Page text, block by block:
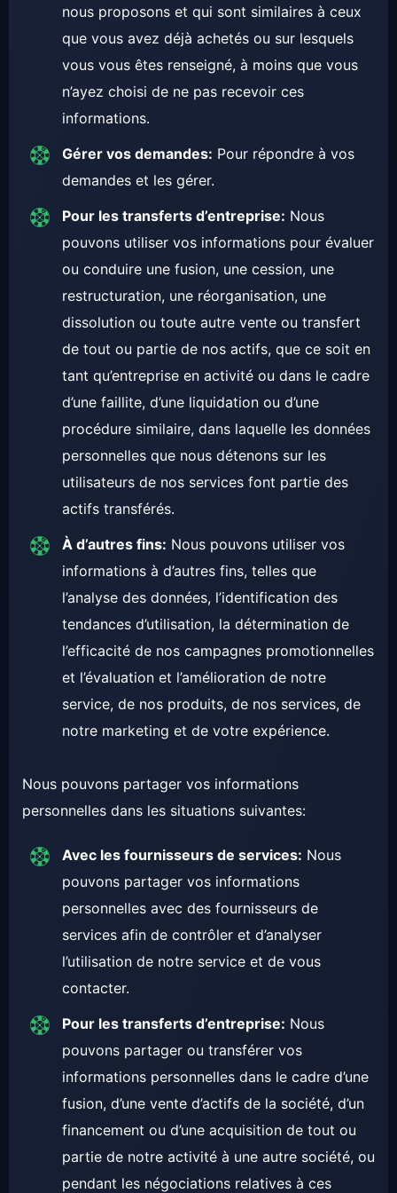
nous proposons et qui sont similaires à ceux
que vous avez déjà achetés ou sur lesquels
vous vous êtes renseigné, à moins que vous
n’ayez choisi de ne pas recevoir ces
informations.
Gérer vos demandes: Pour répondre à vos
demandes et les gérer.
Pour les transferts d’entreprise: Nous
pouvons utiliser vos informations pour évaluer
ou conduire une fusion, une cession, une
restructuration, une réorganisation, une
dissolution ou toute autre vente ou transfert
de tout ou partie de nos actifs, que ce soit en
tant qu’entreprise en activité ou dans le cadre
d’une faillite, d’une liquidation ou d’une
procédure similaire, dans laquelle les données
personnelles que nous détenons sur les
utilisateurs de nos services font partie des
actifs transférés.
À d’autres fins: Nous pouvons utiliser vos
informations à d’autres fins, telles que
l’analyse des données, l’identification des
tendances d’utilisation, la détermination de
l’efficacité de nos campagnes promotionnelles
et l’évaluation et l’amélioration de notre
service, de nos produits, de nos services, de
notre marketing et de votre expérience.
Nous pouvons partager vos informations
personnelles dans les situations suivantes:
Avec les fournisseurs de services: Nous
pouvons partager vos informations
personnelles avec des fournisseurs de
services afin de contrôler et d’analyser
l’utilisation de notre service et de vous
contacter.
Pour les transferts d’entreprise: Nous
pouvons partager ou transférer vos
informations personnelles dans le cadre d’une
fusion, d’une vente d’actifs de la société, d’un
financement ou d’une acquisition de tout ou
partie de notre activité à une autre société, ou
pendant les négociations relatives à ces